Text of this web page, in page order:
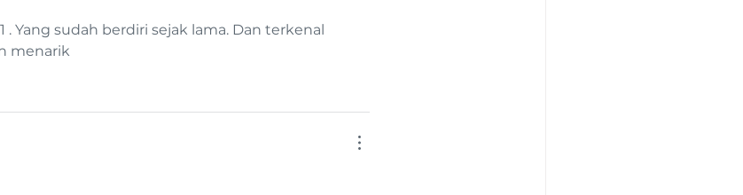
. Yang sudah berdiri sejak lama. Dan terkenal
menarik